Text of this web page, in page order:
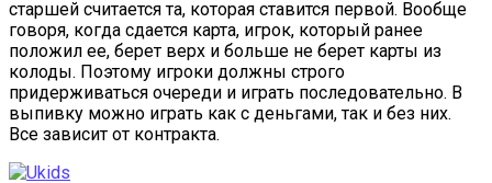
старшей считается та, которая ставится первой. Вообще
говоря, когда сдается карта, игрок, который ранее
положил ее, берет верх и больше не берет карты из
колоды. Поэтому игроки должны строго
придерживаться очереди и играть последовательно. В
выпивку можно играть как с деньгами, так и без них.
Все зависит от контракта.